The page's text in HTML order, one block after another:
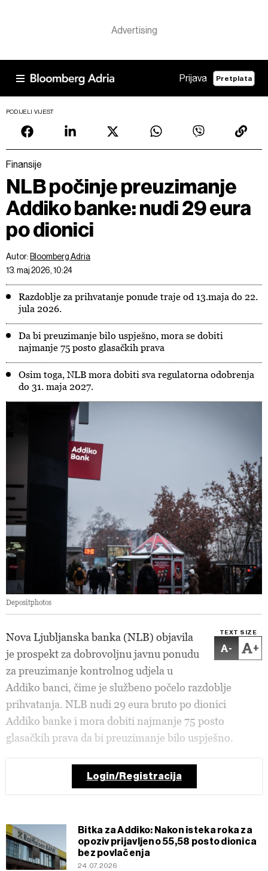
Prijava Pretplata
PODIJELI VIJEST
Finansije
NLB počinje preuzimanje
Addiko banke: nudi 29 eura
po dionici
Autor: Bloomberg Adria
13. maj 2026, 10:24
Razdoblje za prihvatanje ponude traje od 13.maja do 22.
jula 2026.
Da bi preuzimanje bilo uspješno, mora se dobiti
najmanje 75 posto glasačkih prava
Osim toga, NLB mora dobiti sva regulatorna odobrenja
do 31. maja 2027.
Depositphotos
TEXT SIZE
- +
Nova Ljubljanska banka (NLB) objavila
je prospekt za dobrovoljnu javnu ponudu
za preuzimanje kontrolnog udjela u
Addiko banci, čime je službeno počelo razdoblje
prihvatanja. NLB nudi 29 eura bruto po dionici
Addiko banke i mora dobiti najmanje 75 posto
glasačkih prava da bi preuzimanje bilo uspješno.
Login/Registracija
Bitka za Addiko: Nakon isteka roka za
opoziv prijavljeno 55,58 posto dionica
bez povlačenja
24.07.2026